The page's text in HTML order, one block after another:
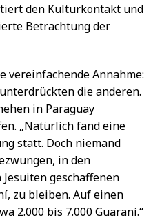
den Kulturkontakt und
Betrachtung der
vereinfachende Annahme:
die anderen.
in Paraguay
„Natürlich fand eine
statt. Doch niemand
in den
Jesuiten geschaffenen
zu bleiben. Auf einen
2.000 bis 7.000 Guaraní.“